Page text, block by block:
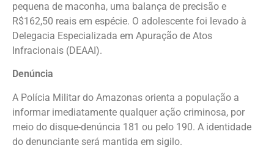
pequena de maconha, uma balança de precisão e
R$162,50 reais em espécie. O adolescente foi levado à
Delegacia Especializada em Apuração de Atos
Infracionais (DEAAI).
Denúncia
A Polícia Militar do Amazonas orienta a população a
informar imediatamente qualquer ação criminosa, por
meio do disque-denúncia 181 ou pelo 190. A identidade
do denunciante será mantida em sigilo.